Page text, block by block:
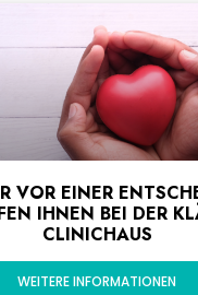
VOR EINER
IHNEN BEI DER
CLINICHAUS
WEITERE INFORMATIONEN